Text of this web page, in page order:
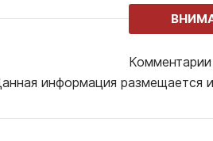
информация размещается